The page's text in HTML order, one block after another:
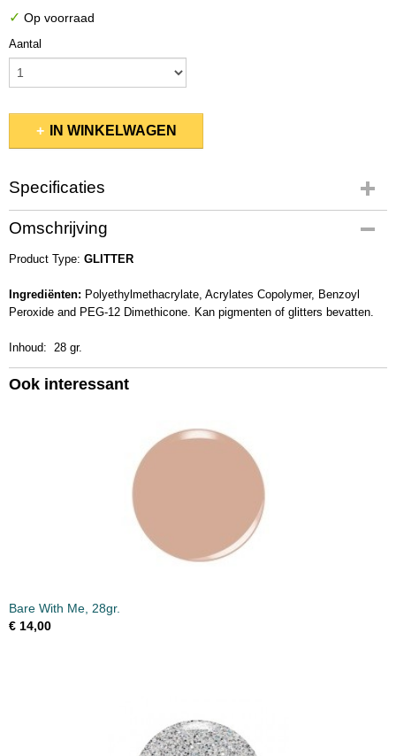
✓ Op voorraad
Aantal
IN WINKELWAGEN
Specificaties
Productcode
KSDP046
EAN code
Productcode leverancier
D462
0,07 Kg
Afmetingen (l,b,h)
5 x 5 x 4,50 cm
Omschrijving
Product Type: GLITTER
Ingrediënten: Polyethylmethacrylate, Acrylates Copolymer, Benzoyl
Peroxide and PEG-12 Dimethicone. Kan pigmenten of glitters bevatten.
Inhoud: 28 gr.
Ook interessant
Bare With Me, 28gr.
€ 14,00